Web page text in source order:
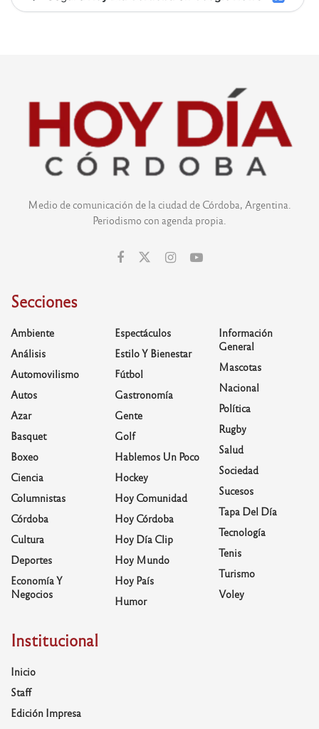
Medio de comunicación de la ciudad de Córdoba, Argentina.
Periodismo con agenda propia.
Secciones
Ambiente
Análisis
Automovilismo
Autos
Azar
Basquet
Boxeo
Ciencia
Columnistas
Córdoba
Cultura
Deportes
Economía Y
Negocios
Espectáculos
Estilo Y Bienestar
Fútbol
Gastronomía
Gente
Golf
Hablemos Un Poco
Hockey
Hoy Comunidad
Hoy Córdoba
Hoy Día Clip
Hoy Mundo
Hoy País
Humor
Información
General
Mascotas
Nacional
Política
Rugby
Salud
Sociedad
Sucesos
Tapa Del Día
Tecnología
Tenis
Turismo
Voley
Institucional
Inicio
Staff
Edición Impresa